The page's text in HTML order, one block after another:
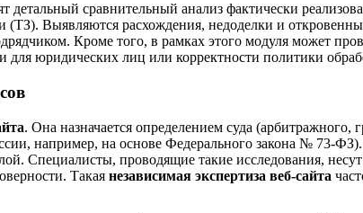
сравнительный анализ фактически
Выявляются расхождения, недоделки и
Кроме того, в рамках этого модуля может
для юридических лиц или корректности политики
. Она назначается определением суда (арбитражного,
например, на основе Федерального закона № 73-
Специалисты, проводящие такие исследования,
Такая независимая экспертиза веб-сайта